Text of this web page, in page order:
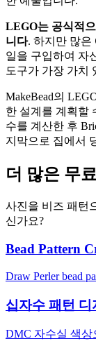
LEGO는 공식적
니다. 하지만 많은
일을 구입하여 자
도구가 가장 가치
MakeBead의
한 설계를 계획할
수를 계산한 후
지막으로 집에서
더 많은 무
사진을 비즈 패턴
신가요?
Bead Pattern
Draw Perler bead
십자수 패턴 디
DMC 자수실 색